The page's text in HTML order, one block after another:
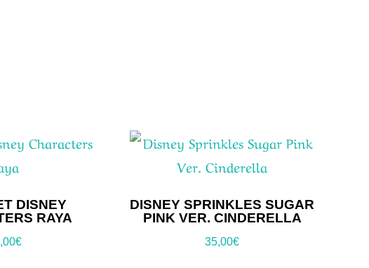
DISNEY
RAYA
€
DISNEY SPRINKLES SUGAR
PINK VER. CINDERELLA
35,00€